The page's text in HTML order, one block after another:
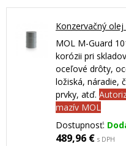
Konzervačný
MOL M-Guard
korózii pri
oceľové drôty,
ložiská, náradie,
prvky, atď.
mazív MOL
Dostupnosť:
489,96 € s DPH